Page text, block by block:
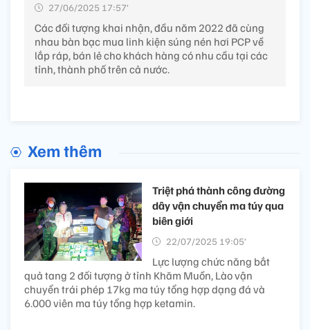
27/06/2025 17:57’
Các đối tượng khai nhận, đầu năm 2022 đã cùng
nhau bàn bạc mua linh kiện súng nén hơi PCP về
lắp ráp, bán lẻ cho khách hàng có nhu cầu tại các
tỉnh, thành phố trên cả nước.
Xem thêm
Triệt phá thành công đường
dây vận chuyển ma túy qua
biên giới
22/07/2025 19:05’
Lực lượng chức năng bắt
quả tang 2 đối tượng ở tỉnh Khăm Muồn, Lào vận
chuyển trái phép 17kg ma túy tổng hợp dạng đá và
6.000 viên ma túy tổng hợp ketamin.